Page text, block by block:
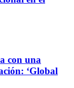
con una
‘Global